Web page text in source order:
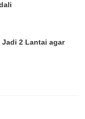
Jadi 2 Lantai agar